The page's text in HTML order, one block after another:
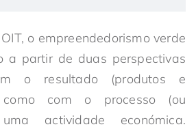
o empreendedorismo verde
a partir de duas perspectivas
o resultado (produtos e
como com o processo (ou
actividade económica.